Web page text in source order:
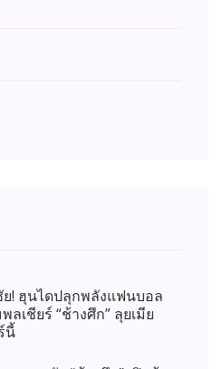
! ฮุนไดปลุกพลังแฟนบอล
ลเชียร์ “ช้างศึก” ลุยเมีย
นี้